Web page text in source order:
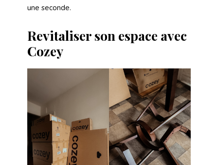
une seconde.
Revitaliser son espace avec
Cozey